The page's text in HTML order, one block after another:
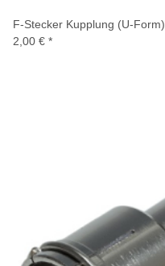
F-Stecker Kupplung (U-Form)
2,00 € *